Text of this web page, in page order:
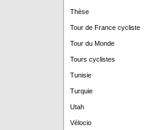
Thèse
Tour de France cycliste
Tour du Monde
Tours cyclistes
Tunisie
Turquie
Utah
Vélocio